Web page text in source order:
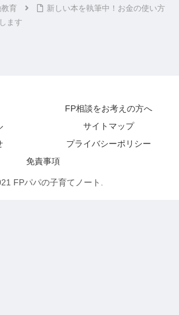
育
新しい本を執筆中！お金の使い方
ます
FP相談をお考えの方へ
サイトマップ
プライバシーポリシー
免責事項
FPパパの子育てノート.